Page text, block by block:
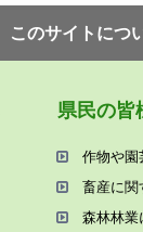
このサイトにつ
県⺠の皆
作物や園
畜産に関
森林林業